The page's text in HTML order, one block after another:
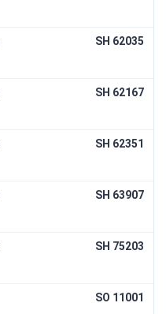
SH 62035
SH 62167
SH 62351
SH 63907
SH 75203
SO 11001